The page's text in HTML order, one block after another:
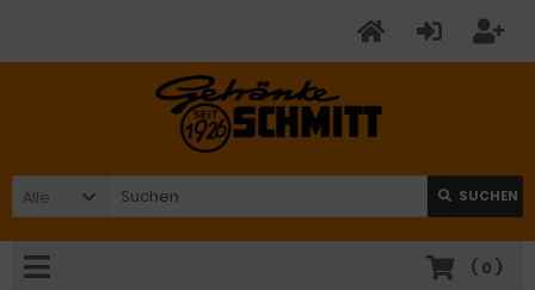
Alle SUCHEN
( 0 )